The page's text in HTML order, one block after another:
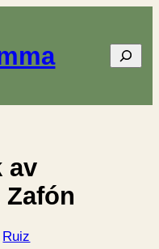
Sök
av
Ruiz